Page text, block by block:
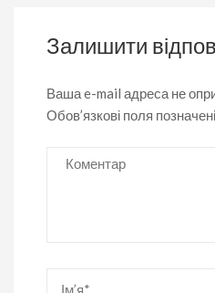
Залишити
Ваша e-mail адреса не
Обов’язкові поля позначені
Коментар